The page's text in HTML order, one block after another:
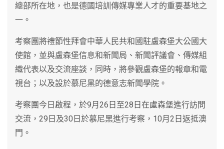
總部所在地，也是德國培訓傳媒專業人才的重要基地之
一。
考察團將禮節性拜會中華人民共和國駐盧森堡大公國大
使館，並與盧森堡信息和新聞局、新聞評議會、傳媒組
織代表以及交流座談，同時，將參觀盧森堡的報章和電
視台；以及設於慕尼黑的德意志新聞學院。
考察團今日啟程，於9月26日至28日在盧森堡進行訪問
交流，29日及30日於慕尼黑進行考察，10月2日返抵澳
門。